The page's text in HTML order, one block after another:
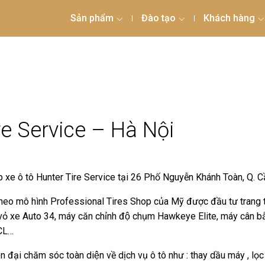
Sản phẩm Đào tạo Khách hàng
Service – Hà Nội
ô tô Hunter Tire Service tại 26 Phố Nguyễn Khánh Toàn, Q.
mô hình Professional Tires Shop của Mỹ được đầu tư trang
Auto 34, máy căn chỉnh độ chụm Hawkeye Elite, máy cân
đại chăm sóc toàn diện về dịch vụ ô tô như : thay dầu máy ,